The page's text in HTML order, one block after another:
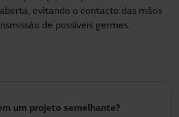
evitando o contacto das mãos
de possíveis germes.
um projeto semelhante?